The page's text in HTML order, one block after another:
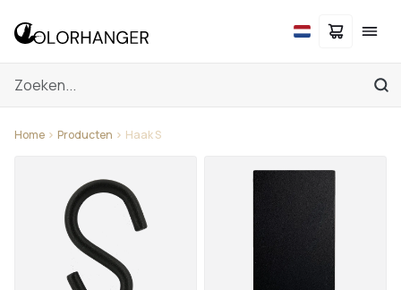
Home Producten Haak S